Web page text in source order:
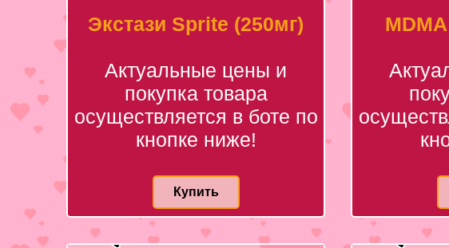
Экстази Sprite (250мг)
Актуальные цены и
покупка товара
осуществляется в боте по
кнопке ниже!
Купить